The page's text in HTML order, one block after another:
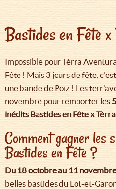
Bastides en Fête
Impossible pour Tèrra
Fête ! Mais 3 jours de fête,
une bande de Poïz ! Les
novembre pour remporter les
inédits Bastides en Fête x
Comment gagner les
Bastides en Fête ?
Du 18 octobre au 11
belles bastides du Lot-et-